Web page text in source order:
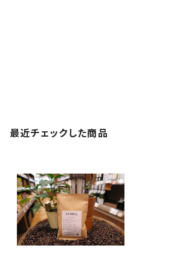
最近チェックした商品